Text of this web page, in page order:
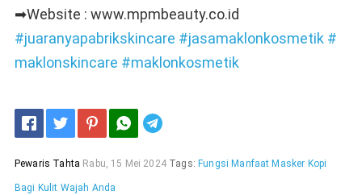
➡Website : www.mpmbeauty.co.id
#juaranyapabrikskincare #jasamaklonkosmetik #
maklonskincare #maklonkosmetik
Pewaris Tahta Rabu, 15 Mei 2024 Tags: Fungsi Manfaat Masker Kopi
Bagi Kulit Wajah Anda